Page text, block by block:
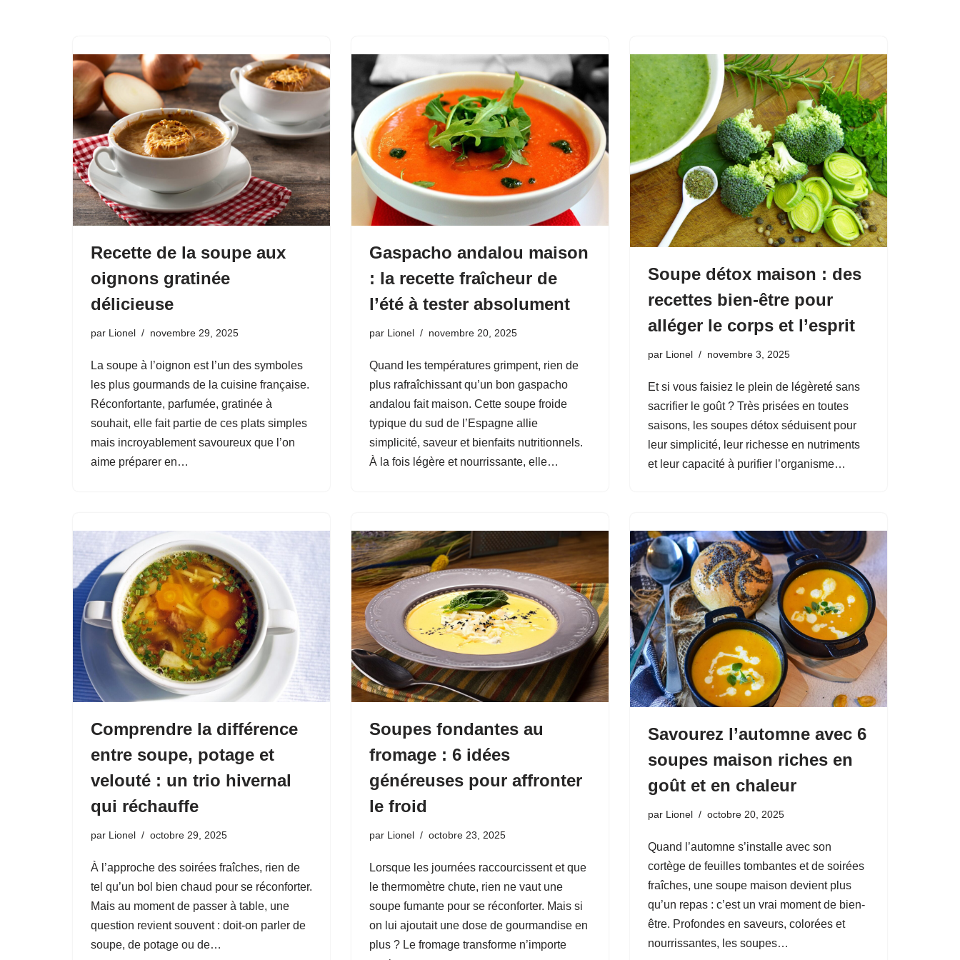
Recette de la soupe aux
oignons gratinée
délicieuse
par Lionel novembre 29, 2025
La soupe à l’oignon est l’un des symboles
les plus gourmands de la cuisine française.
Réconfortante, parfumée, gratinée à
souhait, elle fait partie de ces plats simples
mais incroyablement savoureux que l’on
aime préparer en…
Gaspacho andalou maison
: la recette fraîcheur de
l’été à tester absolument
par Lionel novembre 20, 2025
Quand les températures grimpent, rien de
plus rafraîchissant qu’un bon gaspacho
andalou fait maison. Cette soupe froide
typique du sud de l’Espagne allie
simplicité, saveur et bienfaits nutritionnels.
À la fois légère et nourrissante, elle…
Soupe détox maison : des
recettes bien-être pour
alléger le corps et l’esprit
par Lionel novembre 3, 2025
Et si vous faisiez le plein de légèreté sans
sacrifier le goût ? Très prisées en toutes
saisons, les soupes détox séduisent pour
leur simplicité, leur richesse en nutriments
et leur capacité à purifier l’organisme…
Comprendre la différence
entre soupe, potage et
velouté : un trio hivernal
qui réchauffe
par Lionel octobre 29, 2025
À l’approche des soirées fraîches, rien de
tel qu’un bol bien chaud pour se réconforter.
Mais au moment de passer à table, une
question revient souvent : doit-on parler de
soupe, de potage ou de…
Soupes fondantes au
fromage : 6 idées
généreuses pour affronter
le froid
par Lionel octobre 23, 2025
Lorsque les journées raccourcissent et que
le thermomètre chute, rien ne vaut une
soupe fumante pour se réconforter. Mais si
on lui ajoutait une dose de gourmandise en
plus ? Le fromage transforme n’importe
Savourez l’automne avec 6
soupes maison riches en
goût et en chaleur
par Lionel octobre 20, 2025
Quand l’automne s’installe avec son
cortège de feuilles tombantes et de soirées
fraîches, une soupe maison devient plus
qu’un repas : c’est un vrai moment de bien-
être. Profondes en saveurs, colorées et
nourrissantes, les soupes…